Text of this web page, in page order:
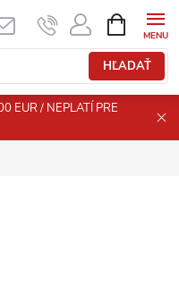
HĽADAŤ
KOŠÍK
EUR / NEPLATÍ PRE